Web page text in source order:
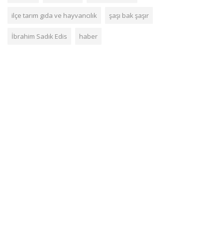
ilçe tarım gıda ve hayvancılık şaşı bak şaşır
İbrahim Sadık Edis haber